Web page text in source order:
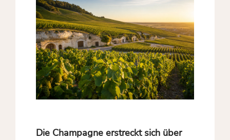
Die Champagne erstreckt sich über